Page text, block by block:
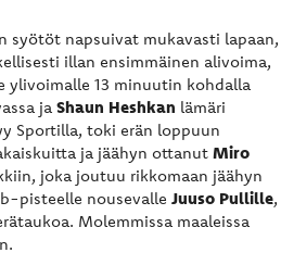
syötöt napsuivat mukavasti lapaan,
illan ensimmäinen alivoima,
ylivoimalle 13 minuutin kohdalla
ja Shaun Heshkan lämäri
Sportilla, toki erän loppuun
ja jäähyn ottanut Miro
joka joutuu rikkomaan jäähyn
pisteelle nousevalle Juuso Pullille,
Molemmissa maaleissa